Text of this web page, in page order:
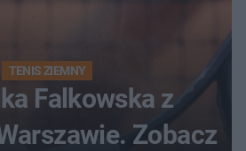
TENIS ZIEMNY
Falkowska z
Zobacz